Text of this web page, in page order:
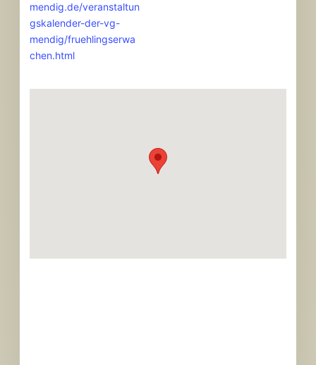
mendig.de/veranstaltun
gskalender-der-vg-
mendig/fruehlingserwa
chen.html